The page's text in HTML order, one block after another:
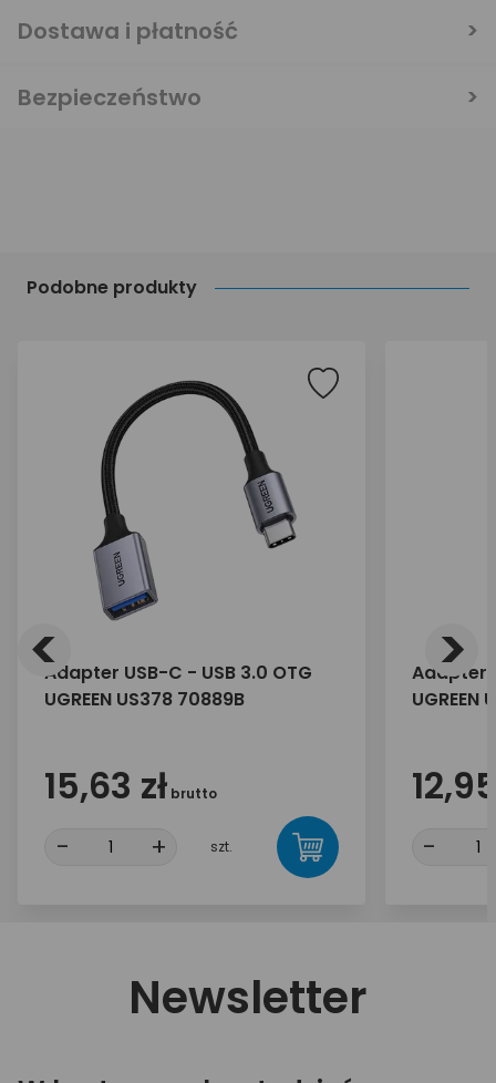
Podobne produkty
Adapter USB-C - USB 3.0 OTG
UGREEN US378 70889B
15,63 zł brutto
- + szt.
Adapter
UGREEN
-
< >
Dostawa i płatność
Bezpieczeństwo
Newsletter